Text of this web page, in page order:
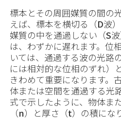
標本とその周囲媒質の間の
えば、標本を横切る（D波
媒質の中を通過しない（S
は、わずかに遅れます。位
いては、通過する波の光路
には相対的な位相のずれ）
きわめて重要になります。
体または空間を通過する光
式で示したように、物体ま
（n）と厚さ（t）の積にな